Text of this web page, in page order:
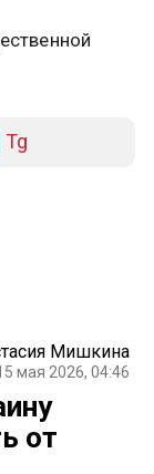
Tg
Мишкина
мая 2026, 04:46
от